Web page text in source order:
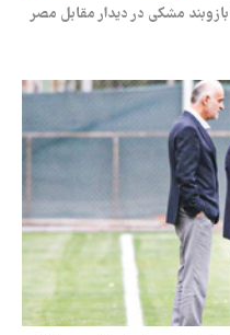
مشکی در دیدار مقابل مصر